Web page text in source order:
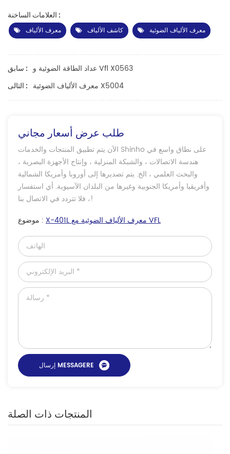
العلامات الساخنة :
معرف الألياف
كاشف الألياف معرف الألياف الضوئية
سابق : عداد الطاقة الضوئية و Vfl X0563
التالى : معرف الألياف الضوئية X5004
طلب عرض أسعار مجاني
الآن يتم تطبيق المنتجات والخدمات Shinho على نطاق واسع في
هندسة الاتصالات ، والشبكة المنزلية ، وإنتاج الأجهزة البصرية ،
والبحث العلمي ، الخ. يتم تصديرها إلى أوروبا وأمريكا الشمالية
وأفريقيا وأمريكا الجنوبية وغيرها من البلدان الآسيوية. أي استفسار
، فلا تتردد في الاتصال بنا!
موضوع :
X-401L معرف الألياف الضوئية مع VFL
المنتجات ذات الصلة